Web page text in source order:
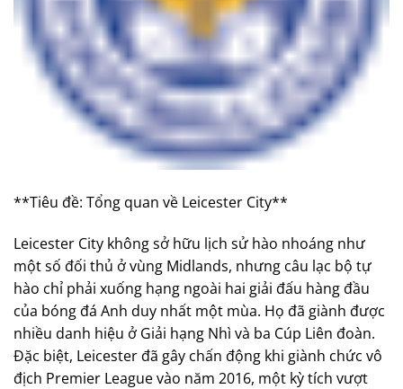
**Tiêu đề: Tổng quan về Leicester City**
Leicester City không sở hữu lịch sử hào nhoáng như
một số đối thủ ở vùng Midlands, nhưng câu lạc bộ tự
hào chỉ phải xuống hạng ngoài hai giải đấu hàng đầu
của bóng đá Anh duy nhất một mùa. Họ đã giành được
nhiều danh hiệu ở Giải hạng Nhì và ba Cúp Liên đoàn.
Đặc biệt, Leicester đã gây chấn động khi giành chức vô
địch Premier League vào năm 2016, một kỳ tích vượt